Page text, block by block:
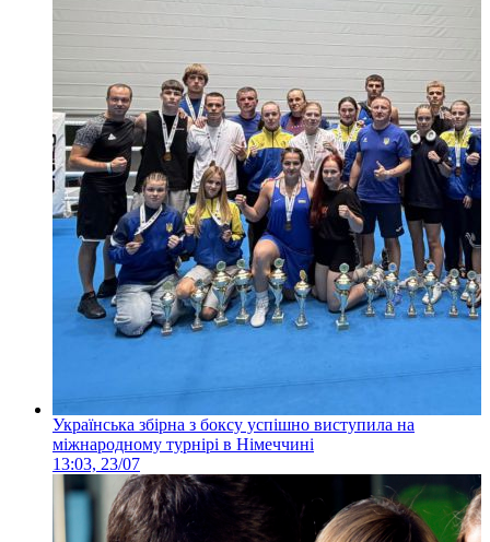
Українська збірна з боксу успішно виступила на
міжнародному турнірі в Німеччині
13:03, 23/07